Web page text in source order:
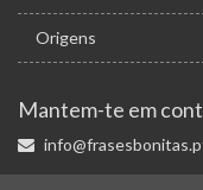
Origens
Mantem-te em